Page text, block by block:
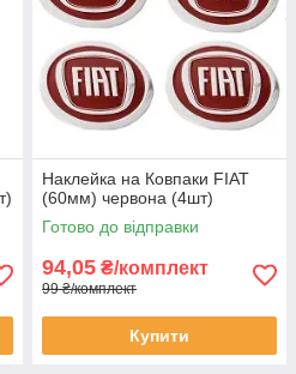
Наклейка на Ковпаки FIAT
(60мм) червона (4шт)
Готово до відправки
94,05 ₴/комплект
99 ₴/комплект
Купити